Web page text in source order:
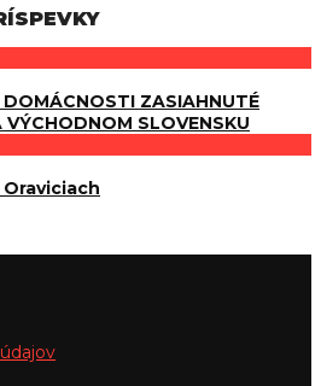
DOMÁCNOSTI ZASIAHNUTÉ
VÝCHODNOM SLOVENSKU